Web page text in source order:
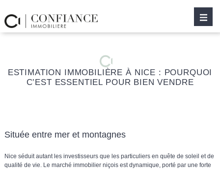
ESTIMATION IMMOBILIÈRE À NICE : POURQUOI
C’EST ESSENTIEL POUR BIEN VENDRE
Située entre mer et montagnes
Nice séduit autant les investisseurs que les particuliers en quête de soleil et de
qualité de vie. Le marché immobilier niçois est dynamique, porté par une forte